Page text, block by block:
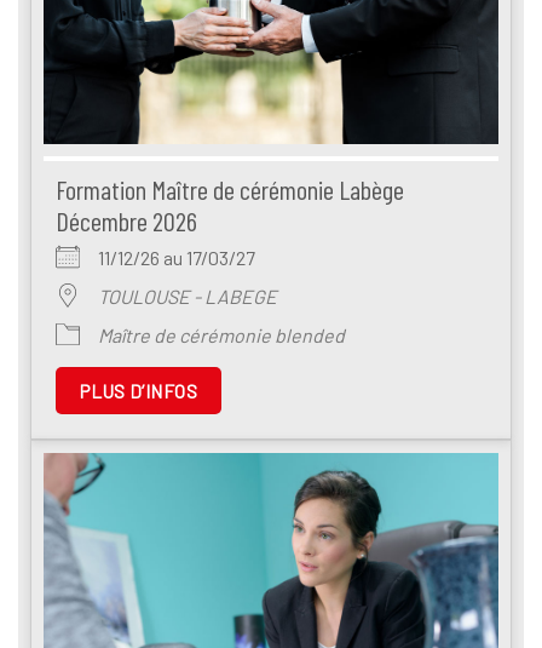
Formation Maître de cérémonie Labège
Décembre 2026
11/12/26 au 17/03/27
TOULOUSE - LABEGE
Maître de cérémonie blended
PLUS D’INFOS